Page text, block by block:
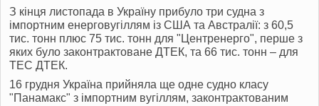
З кінця листопада в Україну прибуло три судна з
імпортним енерговугіллям із США та Австралії: з 60,5
тис. тонн плюс 75 тис. тонн для "Центренерго", перше з
яких було законтрактоване ДТЕК, та 66 тис. тонн – для
ТЕС ДТЕК.
16 грудня Україна прийняла ще одне судно класу
"Панамакс" з імпортним вугіллям, законтрактованим